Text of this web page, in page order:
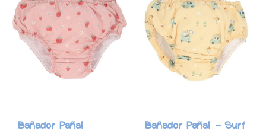
Bañador Pañal
Bañador Pañal - Surf